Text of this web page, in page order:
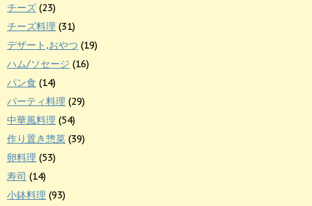
チーズ (23)
チーズ料理 (31)
デザート,おやつ (19)
ハム/ソセージ (16)
パン食 (14)
パーティ料理 (29)
中華風料理 (54)
作り置き惣菜 (39)
卵料理 (53)
寿司 (14)
小鉢料理 (93)